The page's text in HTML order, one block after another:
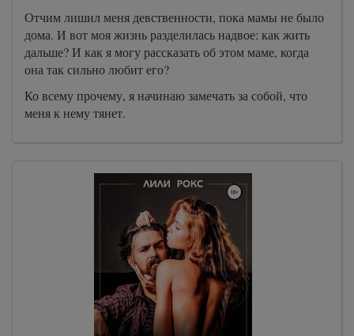
Отчим лишил меня девственности, пока мамы не было
дома. И вот моя жизнь разделилась надвое: как жить
дальше? И как я могу рассказать об этом маме, когда
она так сильно любит его?
Ко всему прочему, я начинаю замечать за собой, что
меня к нему тянет.